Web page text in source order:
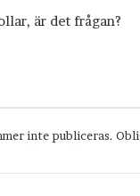
är det frågan?
inte publiceras.